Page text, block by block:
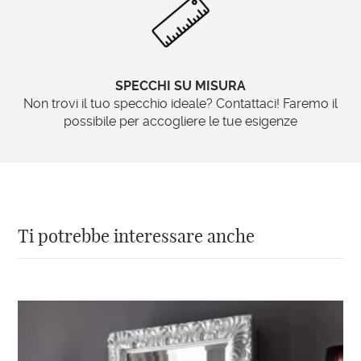
e rendendo la stanza più luminosa e
accogliente. Inoltre, essi possono essere scelti
in base alle proprie esigenze estetiche, in
della camera e alla personalità dei proprietari.
Per quanto riguarda la manutenzione, gli
brillantezza.
In conclusione,gli specchi grandi da parete
. Con la loro versatilità e la loro facilità di
manutenzione, essi sono davvero un’opzione
ideale per chiunque stia cercando di arredare
SPECCHI SU MISURA
Non trovi il tuo specchio ideale? Contattaci! Faremo il
possibile per accogliere le tue esigenze
Ti potrebbe interessare anche